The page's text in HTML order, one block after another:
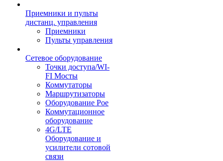
Приемники и пульты
дистанц. управления
Приемники
Пульты управления
Сетевое оборудование
Точки доступа/WI-
FI Мосты
Коммутаторы
Маршрутизаторы
Оборудование Poe
Коммутационное
оборудование
4G/LTE
Оборудование и
усилители сотовой
связи